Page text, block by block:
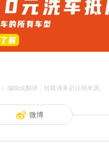
编辑或翻译，转载请务必注明来源。
微博